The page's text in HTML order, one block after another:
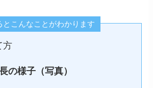
とこんなことがわかります
方
の様子（写真）